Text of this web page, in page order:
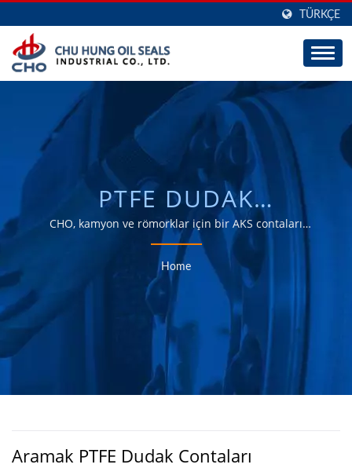
TÜRKÇE
PTFE DUDAK
CONTALARISEARCHED |
TAIWAN YÜKSEK
KALITELI AKS MÜHÜRÜ
VE YAĞ MÜHÜRÜ
ÜRETICISI - CHO
CHO, kamyon ve römorklar için bir AKS contaları
üreticisidir, 30 yıldır ODM ve OEM için büyük yetenek.
Home
Aramak PTFE Dudak Contaları